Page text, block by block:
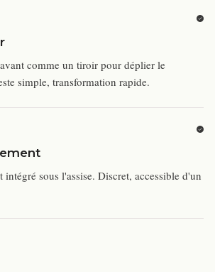
comme un tiroir pour déplier le
simple, transformation rapide.
intégré sous l'assise. Discret, accessible d'un